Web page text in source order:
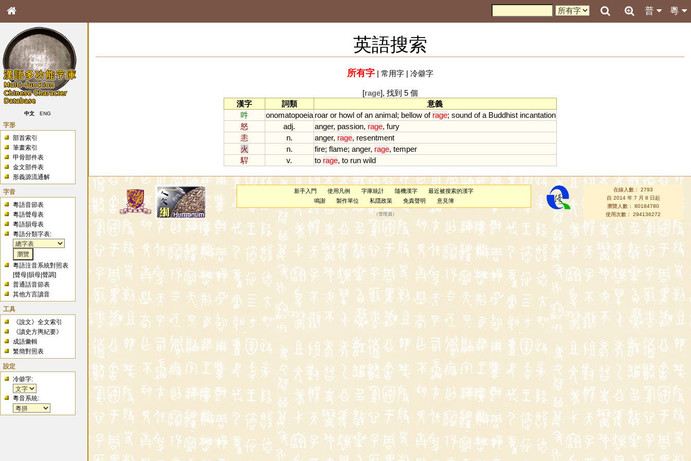
粵
普
中文 ENG
字形
部首索引
筆畫索引
甲骨部件表
金文部件表
形義源流通解
字音
粵語音節表
粵語聲母表
粵語韻母表
粵語分類字表:
粵語注音系統對照表
[聲母 |韻母 |聲調]
普通話音節表
其他方言讀音
工具
《說文》全文索引
《讀史方輿紀要》
成語彙輯
繁簡對照表
設定
冷僻字:
粵音系統:
英語搜索
所有字| 常用字| 冷僻字
[rage], 找到 5 個
漢字
詞類
意義
吽
onomatopoeia roar or howl of an animal; bellow of rage; sound of a Buddhist incantation
怒
adj. anger, passion, rage, fury
恚
n. anger, rage, resentment
火
n. fire; flame; anger, rage, temper
駻
v. to rage, to run wild
新手入門 使用凡例 字庫統計 隨機漢字
最近被搜索的漢字
鳴謝
製作單位 私隱政策 免責聲明 意見簿
（管理員 ）
在線人數： 2793
自 2014 年 7 月 8 日起
瀏覽人數： 80184780
使用次數： 294136272